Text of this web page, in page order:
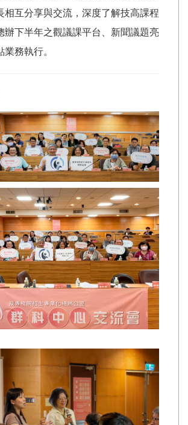
相互分享與交流，深度了解技高課程
辦下半年之觀議課平台、新聞議題亮
業務執行。